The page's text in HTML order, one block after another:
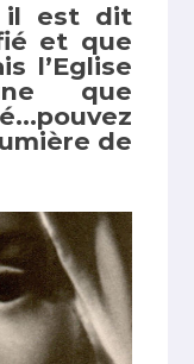
il est dit
et que
l’Eglise
que
de